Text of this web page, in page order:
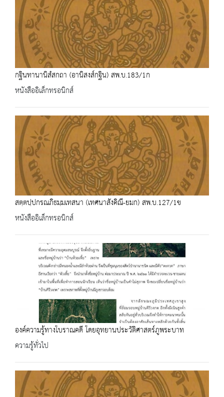
กฐินทานานิสํสกถา (อานิสงส์กฐิน) สพ.บ.183/1ก
หนังสืออิเล็กทรอนิกส์
สตฺตปฺปกรณภิธมฺมเทสนา (เทศนาสังคิณี-ยมก) สพ.บ.127/1ข
หนังสืออิเล็กทรอนิกส์
องค์ความรู้ทางโบราณคดี โดยอุทยานประวัติศาสตร์ภูพระบาท
ความรู้ทั่วไป